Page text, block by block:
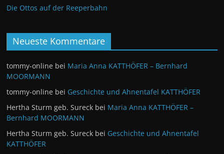
Die Ottos auf der Reeperbahn
Neueste Kommentare
tommy-online bei Maria Anna KATTHÖFER – Bernhard
MOORMANN
tommy-online bei Geschichte und Ahnentafel KATTHÖFER
Hertha Sturm geb. Sureck bei Maria Anna KATTHÖFER –
Bernhard MOORMANN
Hertha Sturm geb. Sureck bei Geschichte und Ahnentafel
KATTHÖFER